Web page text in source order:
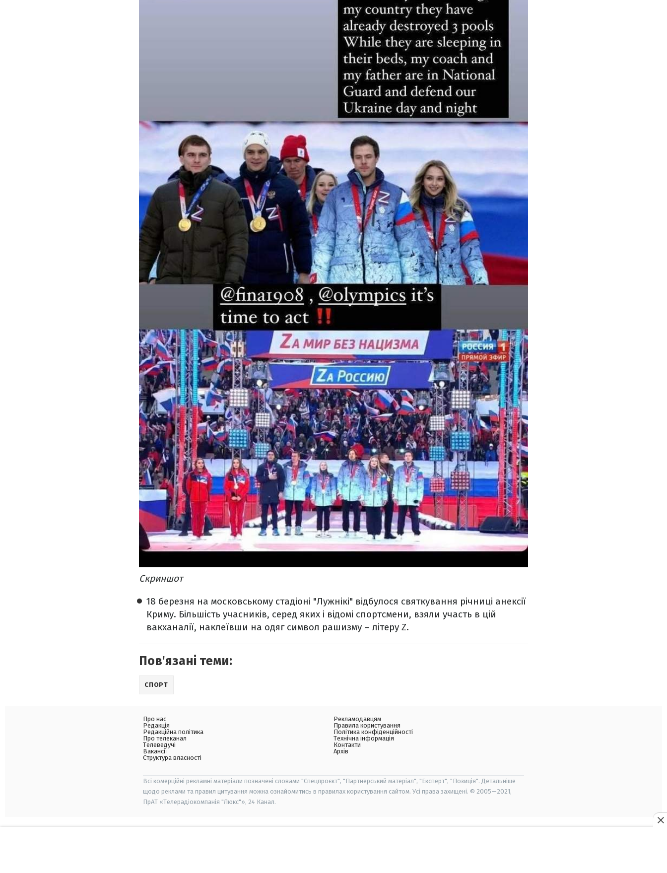
Скриншот
18 березня на московському стадіоні "Лужнікі" відбулося святкування річниці анексії
Криму. Більшість учасників, серед яких і відомі спортсмени, взяли участь в цій
вакханалії, наклеївши на одяг символ рашизму – літеру Z.
Пов'язані теми:
СПОРТ
Про нас
Редакція
Редакційна політика
Про телеканал
Телеведучі
Вакансії
Структура власності
Рекламодавцям
Правила користування
Політика конфіденційності
Технічна інформація
Контакти
Архів
Всі комерційні рекламні матеріали позначені словами "Спецпроєкт", "Партнерський матеріал", "Експерт", "Позиція". Детальніше
щодо реклами та правил цитування можна ознайомитись в правилах користування сайтом. Усі права захищені. © 2005—2021,
ПрАТ «Телерадіокомпанія "Люкс"», 24 Канал.